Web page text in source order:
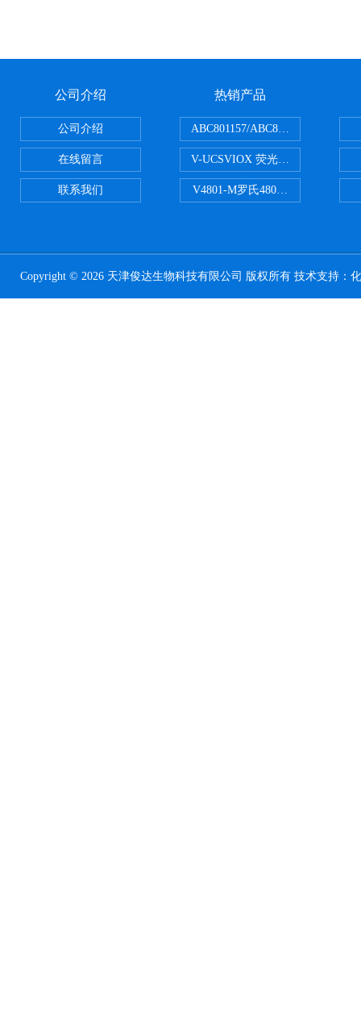
公司介绍
公司介绍
在线留言
联系我们
热销产品
ABC801157/ABC801506ABC常规
V-UCSVIOX 荧光定量封板膜
V4801-M罗氏480适配96孔板 PCR
Copyright © 2026 天津俊达生物科技有限公司 版权所有 技术支持：